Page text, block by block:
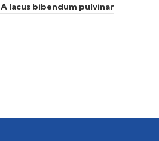
A lacus bibendum pulvinar